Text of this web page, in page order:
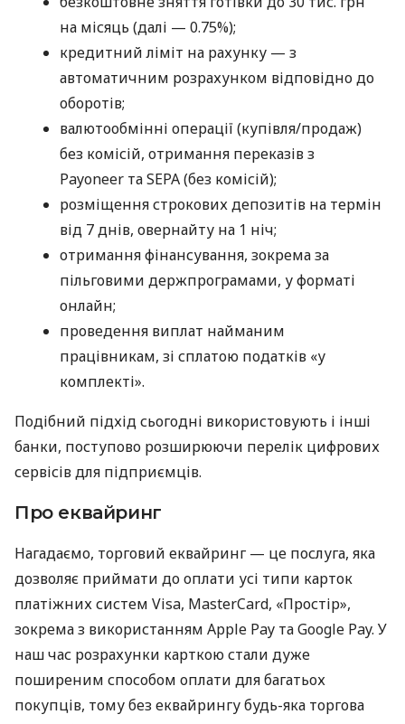
на місяць (далі — 0.75%);
кредитний ліміт на рахунку — з
автоматичним розрахунком відповідно до
оборотів;
валютообмінні операції (купівля/продаж)
без комісій, отримання переказів з
Payoneer та SEPA (без комісій);
розміщення строкових депозитів на термін
від 7 днів, овернайту на 1 ніч;
отримання фінансування, зокрема за
пільговими держпрограмами, у форматі
онлайн;
проведення виплат найманим
працівникам, зі сплатою податків «у
комплекті».
Подібний підхід сьогодні використовують і інші
банки, поступово розширюючи перелік цифрових
сервісів для підприємців.
Про еквайринг
Нагадаємо, торговий еквайринг — це послуга, яка
дозволяє приймати до оплати усі типи карток
платіжних систем Visa, MasterCard, «Простір»,
зокрема з використанням Apple Pay та Google Pay. У
наш час розрахунки карткою стали дуже
поширеним способом оплати для багатьох
покупців, тому без еквайрингу будь-яка торгова